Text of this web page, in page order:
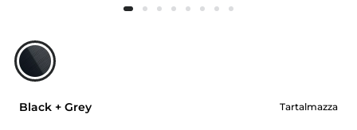
Black + Grey Tartalmazza